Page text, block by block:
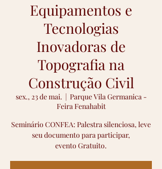
Equipamentos e
Tecnologias
Inovadoras de
Topografia na
Construção Civil
sex., 23 de mai.
  |
Parque Vila Germanica -
Feira Fenahabit
Seminário CONFEA: Palestra silenciosa, leve
seu documento para participar,
evento Gratuito.